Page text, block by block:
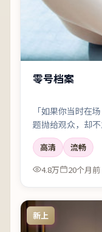
零号档案
「如果你当时在
题抛给观众，却不
高清
流畅
4.8万
20个月前
新上